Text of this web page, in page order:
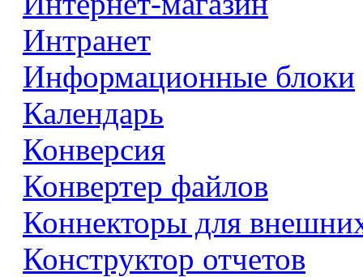
Интранет
Информационные блоки
Календарь
Конверсия
Конвертер файлов
Коннекторы для
Конструктор отчетов